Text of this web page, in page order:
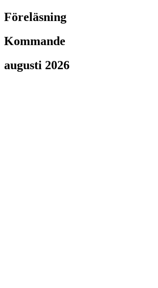
Föreläsning
Kommande
augusti 2026